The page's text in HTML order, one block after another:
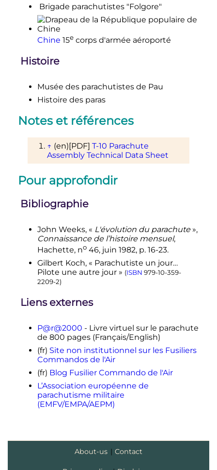
Brigade parachutistes "Folgore"
Chine 15ecorps d'armée aéroporté
Histoire
Musée des parachutistes de Pau
Histoire des paras
Notes et références
↑ (en) [PDF] T-10 Parachute
Assembly Technical Data Sheet
Pour approfondir
Bibliographie
John Weeks, « L'évolution du parachute»,
Connaissance de l’histoire mensuel,
Hachette, no46, juin 1982, p.16-23.
Gilbert Koch, « Parachutiste un jour…
Pilote une autre jour » (ISBN 979-10-359-
2209-2)
Liens externes
P@r@2000 - Livre virtuel sur le parachute
de 800 pages (Français/English)
(fr) Site non institutionnel sur les Fusiliers
Commandos de l'Air
(fr) Blog Fusilier Commando de l'Air
L’Association européenne de
parachutisme militaire
(EMFV/EMPA/AEPM)
About-us | Contact